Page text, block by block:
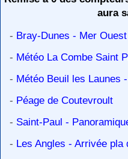
aura
- Bray-Dunes - Mer Ouest
- Météo La Combe Saint
- Météo Beuil les Launes
- Péage de Coutevroult
- Saint-Paul -
- Les Angles - Arrivée pla